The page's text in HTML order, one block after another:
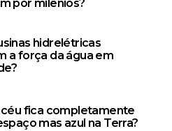
por milênios?
hidrelétricas
a força da água em
céu fica completamente
mas azul na Terra?